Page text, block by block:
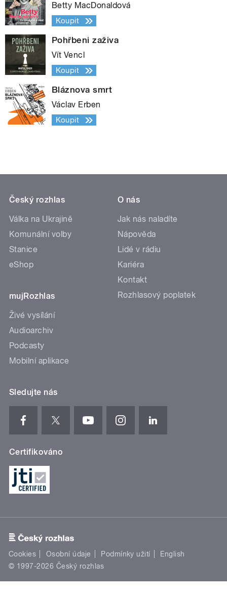
Betty MacDonaldová
Koupit
Pohřbeni zaživa
Vít Vencl
Koupit
Bláznova smrt
Václav Erben
Koupit
Český rozhlas
Válka na Ukrajině
Komunální volby
Stanice
eShop
mujRozhlas
Živé vysílání
Audioarchiv
Podcasty
Mobilní aplikace
O nás
Jak nás naladíte
Nápověda
Lidé v rádiu
Kariéra
Kontakt
Rozhlasový poplatek
Sledujte nás
Certifikováno
Cookies Osobní údaje Podmínky užití
English
© 1997-2026 Český rozhlas